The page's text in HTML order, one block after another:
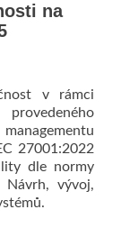
na
v rámci
27001:2022
dle normy
Návrh, vývoj,